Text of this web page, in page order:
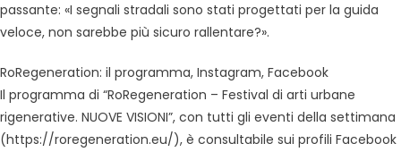
passante: «I segnali stradali sono stati progettati per la guida
veloce, non sarebbe più sicuro rallentare?».
RoRegeneration: il programma, Instagram, Facebook
Il programma di “RoRegeneration – Festival di arti urbane
rigenerative. NUOVE VISIONI”, con tutti gli eventi della settimana
(https://roregeneration.eu/), è consultabile sui profili Facebook